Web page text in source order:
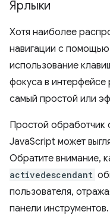
Ярлыки
Хотя наиболее
навигации с
использование
фокуса в интерфейсе
самый простой или
Простой обработчик
JavaScript может
Обратите внимание,
activedescendant
пользователя,
панели инструментов.